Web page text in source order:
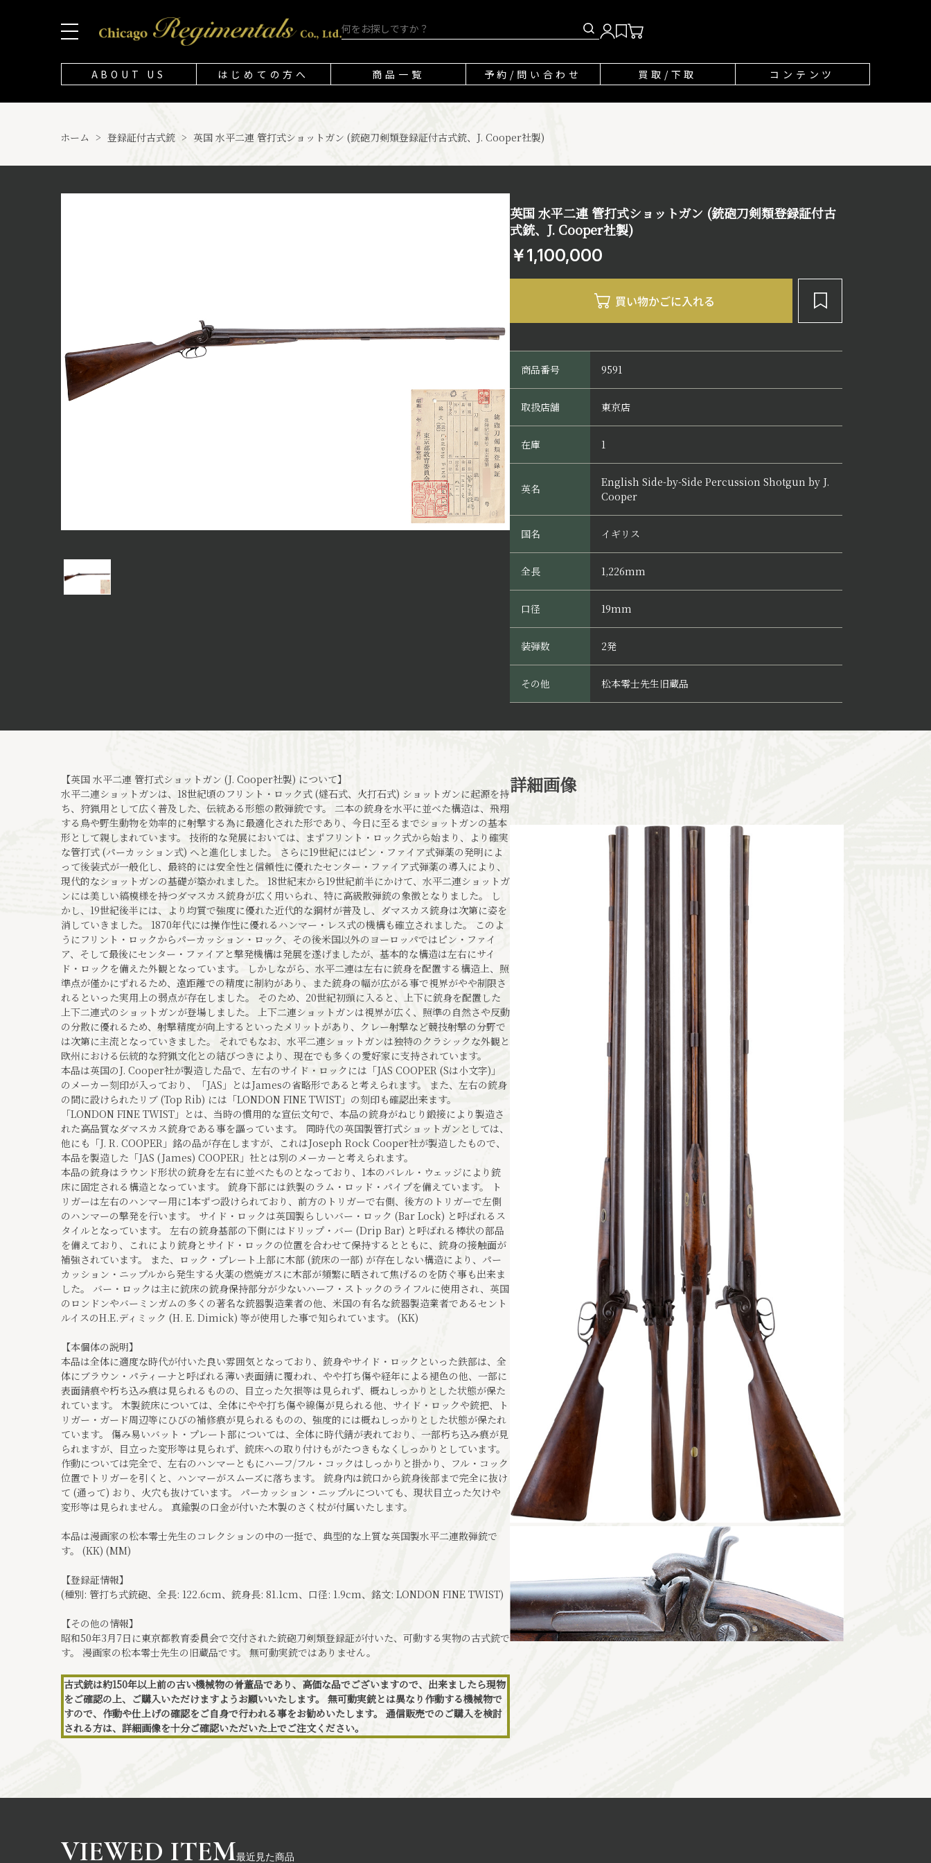
ABOUT US はじめての方へ 商品一覧 予約/問い合わせ 買取/下取 コンテンツ
ホーム > 登録証付古式銃 > 英国 水平二連 管打式ショットガン (銃砲刀剣類登録証付古式銃、J. Cooper社製)
英国 水平二連 管打式ショットガン (銃砲刀剣類登録証付古
式銃、J. Cooper社製)
￥1,100,000
商品番号 9591
取扱店舗 東京店
在庫 1
英名
English Side-by-Side Percussion Shotgun by J.
Cooper
国名 イギリス
全長 1,226mm
口径 19mm
装弾数 2発
その他 松本零士先生旧蔵品
【英国 水平二連 管打式ショットガン (J. Cooper社製) について】
水平二連ショットガンは、18世紀頃のフリント・ロック式 (燧石式、火打石式) ショットガンに起源を持
ち、狩猟用として広く普及した、伝統ある形態の散弾銃です。 二本の銃身を水平に並べた構造は、飛翔
する鳥や野生動物を効率的に射撃する為に最適化された形であり、今日に至るまでショットガンの基本
形として親しまれています。 技術的な発展においては、まずフリント・ロック式から始まり、より確実
な管打式 (パーカッション式) へと進化しました。 さらに19世紀にはピン・ファイア式弾薬の発明によ
って後装式が一般化し、最終的には安全性と信頼性に優れたセンター・ファイア式弾薬の導入により、
現代的なショットガンの基礎が築かれました。 18世紀末から19世紀前半にかけて、水平二連ショットガ
ンには美しい縞模様を持つダマスカス銃身が広く用いられ、特に高級散弾銃の象徴となりました。 し
かし、19世紀後半には、より均質で強度に優れた近代的な鋼材が普及し、ダマスカス銃身は次第に姿を
消していきました。 1870年代には操作性に優れるハンマー・レス式の機構も確立されました。 このよ
うにフリント・ロックからパーカッション・ロック、その後米国以外のヨーロッパではピン・ファイ
ア、そして最後にセンター・ファイアと撃発機構は発展を遂げましたが、基本的な構造は左右にサイ
ド・ロックを備えた外観となっています。 しかしながら、水平二連は左右に銃身を配置する構造上、照
準点が僅かにずれるため、遠距離での精度に制約があり、また銃身の幅が広がる事で視界がやや制限さ
れるといった実用上の弱点が存在しました。 そのため、20世紀初頭に入ると、上下に銃身を配置した
上下二連式のショットガンが登場しました。 上下二連ショットガンは視界が広く、照準の自然さや反動
の分散に優れるため、射撃精度が向上するといったメリットがあり、クレー射撃など競技射撃の分野で
は次第に主流となっていきました。 それでもなお、水平二連ショットガンは独特のクラシックな外観と
欧州における伝統的な狩猟文化との結びつきにより、現在でも多くの愛好家に支持されています。
本品は英国のJ. Cooper社が製造した品で、左右のサイド・ロックには「JAS COOPER (Sは小文字)」
のメーカー刻印が入っており、「JAS」とはJamesの省略形であると考えられます。 また、左右の銃身
の間に設けられたリブ (Top Rib) には「LONDON FINE TWIST」の刻印も確認出来ます。
「LONDON FINE TWIST」とは、当時の慣用的な宣伝文句で、本品の銃身がねじり鍛接により製造さ
れた高品質なダマスカス銃身である事を謳っています。 同時代の英国製管打式ショットガンとしては、
他にも「J. R. COOPER」銘の品が存在しますが、これはJoseph Rock Cooper社が製造したもので、
本品を製造した「JAS (James) COOPER」社とは別のメーカーと考えられます。
本品の銃身はラウンド形状の銃身を左右に並べたものとなっており、1本のバレル・ウェッジにより銃
床に固定される構造となっています。 銃身下部には鉄製のラム・ロッド・パイプを備えています。 ト
リガーは左右のハンマー用に1本ずつ設けられており、前方のトリガーで右側、後方のトリガーで左側
のハンマーの撃発を行います。 サイド・ロックは英国製らしいバー・ロック (Bar Lock) と呼ばれるス
タイルとなっています。 左右の銃身基部の下側にはドリップ・バー (Drip Bar) と呼ばれる棒状の部品
を備えており、これにより銃身とサイド・ロックの位置を合わせて保持するとともに、銃身の接触面が
補強されています。 また、ロック・プレート上部に木部 (銃床の一部) が存在しない構造により、パー
カッション・ニップルから発生する火薬の燃焼ガスに木部が頻繁に晒されて焦げるのを防ぐ事も出来ま
した。 バー・ロックは主に銃床の銃身保持部分が少ないハーフ・ストックのライフルに使用され、英国
のロンドンやバーミンガムの多くの著名な銃器製造業者の他、米国の有名な銃器製造業者であるセント
ルイスのH.E.ディミック (H. E. Dimick) 等が使用した事で知られています。 (KK)
【本個体の説明】
本品は全体に適度な時代が付いた良い雰囲気となっており、銃身やサイド・ロックといった鉄部は、全
体にブラウン・パティーナと呼ばれる薄い表面錆に覆われ、やや打ち傷や経年による褪色の他、一部に
表面錆痕や朽ち込み痕は見られるものの、目立った欠損等は見られず、概ねしっかりとした状態が保た
れています。 木製銃床については、全体にやや打ち傷や線傷が見られる他、サイド・ロックや銃把、ト
リガー・ガード周辺等にひびの補修痕が見られるものの、強度的には概ねしっかりとした状態が保たれ
ています。 傷み易いバット・プレート部については、全体に時代錆が表れており、一部朽ち込み痕が見
られますが、目立った変形等は見られず、銃床への取り付けもがたつきもなくしっかりとしています。
作動については完全で、左右のハンマーともにハーフ/フル・コックはしっかりと掛かり、フル・コック
位置でトリガーを引くと、ハンマーがスムーズに落ちます。 銃身内は銃口から銃身後部まで完全に抜け
て (通って) おり、火穴も抜けています。 パーカッション・ニップルについても、現状目立った欠けや
変形等は見られません。 真鍮製の口金が付いた木製のさく杖が付属いたします。
本品は漫画家の松本零士先生のコレクションの中の一挺で、典型的な上質な英国製水平二連散弾銃で
す。 (KK) (MM)
【登録証情報】
(種別: 管打ち式銃砲、全長: 122.6cm、銃身長: 81.1cm、口径: 1.9cm、銘文: LONDON FINE TWIST)
【その他の情報】
昭和50年3月7日に東京都教育委員会で交付された銃砲刀剣類登録証が付いた、可動する実物の古式銃で
す。 漫画家の松本零士先生の旧蔵品です。 無可動実銃ではありません。
古式銃は約150年以上前の古い機械物の骨董品であり、高価な品でございますので、出来ましたら現物
をご確認の上、ご購入いただけますようお願いいたします。 無可動実銃とは異なり作動する機械物で
すので、作動や仕上げの確認をご自身で行われる事をお勧めいたします。 通信販売でのご購入を検討
される方は、詳細画像を十分ご確認いただいた上でご注文ください。
詳細画像
最近見た商品